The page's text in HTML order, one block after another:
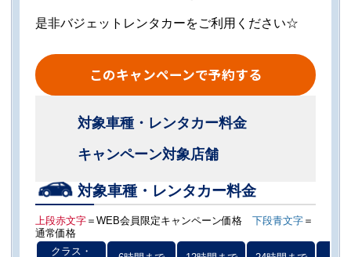
是非バジェットレンタカーをご利用ください☆
このキャンペーンで予約する
対象車種・レンタカー料金
キャンペーン対象店舗
対象車種・レンタカー料金
上段赤文字 ＝WEB会員限定キャンペーン価格 下段青文字 ＝
通常価格
クラス・